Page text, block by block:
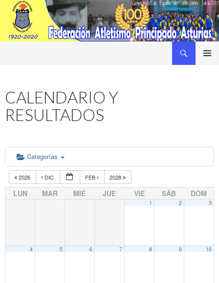
CALENDARIO Y
RESULTADOS
Categorías
2026 DIC FEB 2028
LUN MAR MIÉ JUE VIE SÁB DOM
1 2 3
4 5 6 7 8 9 10